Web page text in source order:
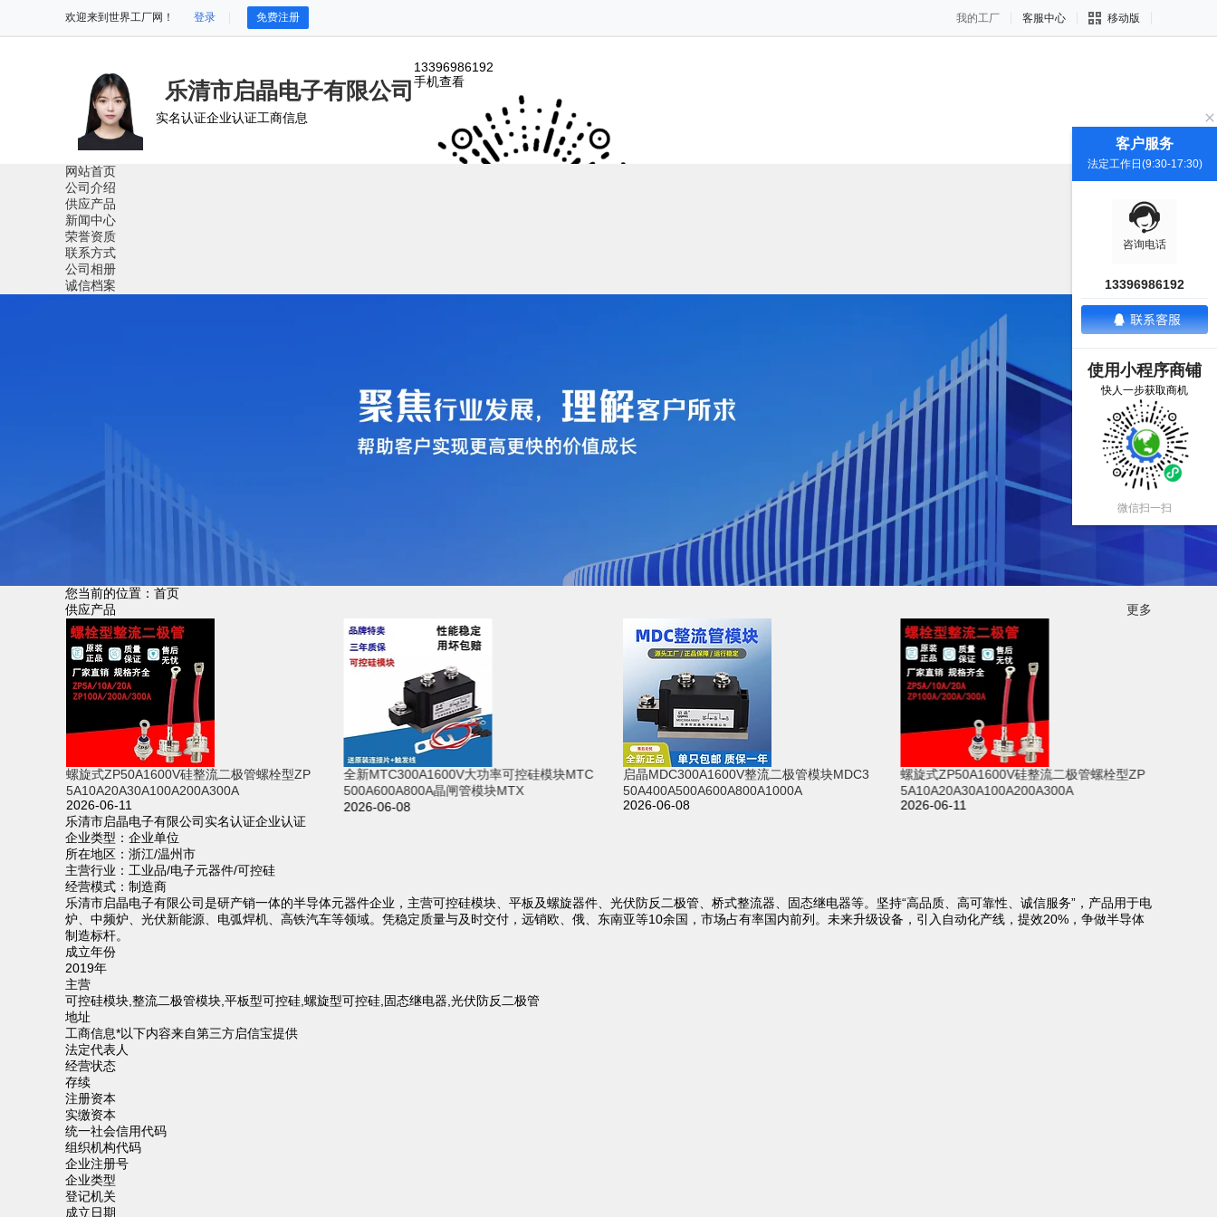
欢迎来到世界工厂网！ 登录 免费注册 我的工厂 客服中心 移动版
乐清市启晶电子有限公司
实名认证企业认证工商信息
13396986192
手机查看
搜索
网站首页
公司介绍
供应产品
新闻中心
荣誉资质
联系方式
公司相册
诚信档案
您当前的位置： 首页
供应产品
更多
螺旋式ZP50A1600V硅整流二极管螺栓型ZP
5A10A20A30A100A200A300A
2026-06-11
全新MTC300A1600V大功率可控硅模块MTC
500A600A800A晶闸管模块MTX
2026-06-08
启晶MDC300A1600V整流二极管模块MDC3
50A400A500A600A800A1000A
2026-06-08
螺旋式ZP50A1600V硅整流二极管螺栓型ZP
5A10A20A30A100A200A300A
2026-06-11
乐清市启晶电子有限公司实名认证企业认证
企业类型： 企业单位
所在地区： 浙江/温州市
主营行业： 工业品/电子元器件/可控硅
经营模式： 制造商
乐清市启晶电子有限公司是研产销一体的半导体元器件企业，主营可控硅模块、平板及螺旋器件、光伏防反二极管、桥式整流器、固态继电器等。坚持“高品质、高可靠性、诚信服务”，产品用于电
炉、中频炉、光伏新能源、电弧焊机、高铁汽车等领域。凭稳定质量与及时交付，远销欧、俄、东南亚等10余国，市场占有率国内前列。未来升级设备，引入自动化产线，提效20%，争做半导体
制造标杆。
成立年份
2019年
主营
可控硅模块,整流二极管模块,平板型可控硅,螺旋型可控硅,固态继电器,光伏防反二极管
地址
工商信息*以下内容来自第三方启信宝提供
法定代表人
经营状态
存续
注册资本
实缴资本
统一社会信用代码
组织机构代码
企业注册号
企业类型
登记机关
成立日期
客户服务
法定工作日(9:30-17:30)
咨询电话
13396986192
使用小程序商铺
快人一步获取商机
微信扫一扫